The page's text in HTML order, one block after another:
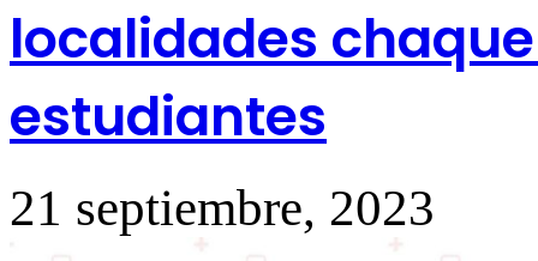
localidades
estudiantes
21 septiembre, 2023